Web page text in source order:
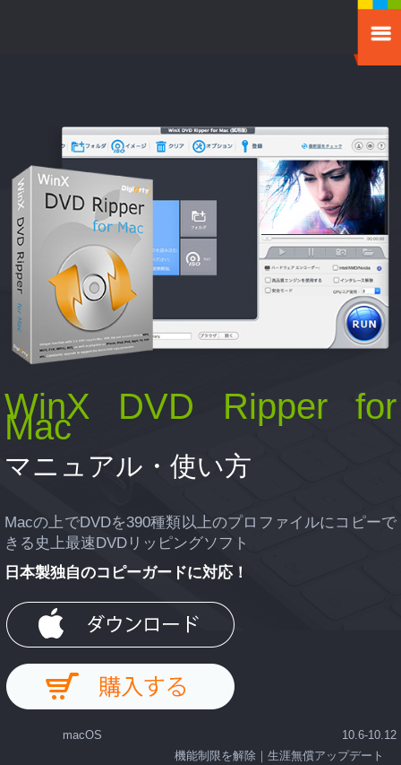
WinX DVD Ripper for
Mac
マニュアル・使い方
Macの上でDVDを390種類以上のプロファイルにコピーで
きる史上最速DVDリッピングソフト
日本製独自のコピーガードに対応！
macOS 10.6-10.12
機能制限を解除｜生涯無償アップデート